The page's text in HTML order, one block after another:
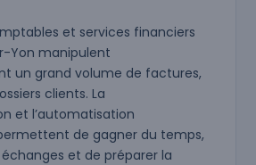
et services financiers
Yon manipulent
un grand volume de factures,
clients. La
et l’automatisation
de gagner du temps,
et de préparer la